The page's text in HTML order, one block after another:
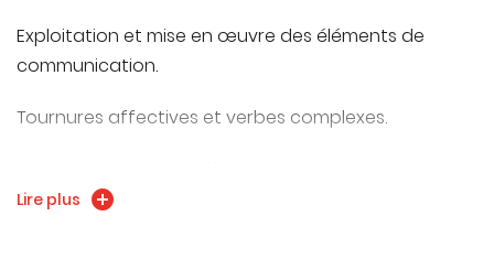
Exploitation et mise en œuvre des éléments de
communication.
Tournures affectives et verbes complexes.
Lire plus